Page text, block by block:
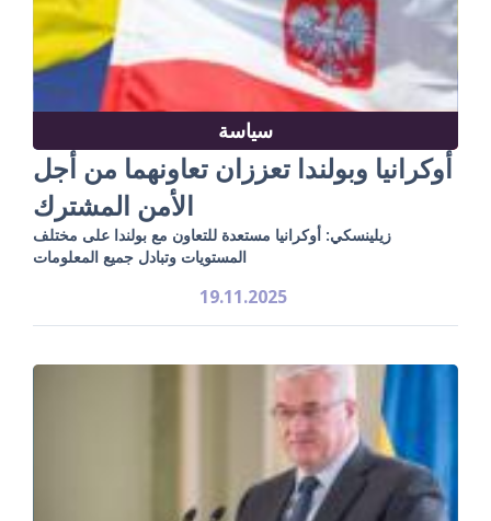
سياسة
أوكرانيا وبولندا تعززان تعاونهما من أجل
الأمن المشترك
زيلينسكي: أوكرانيا مستعدة للتعاون مع بولندا على مختلف
المستويات وتبادل جميع المعلومات
19.11.2025